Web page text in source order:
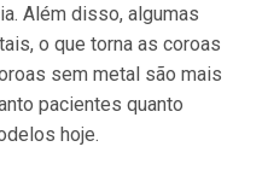
Além disso, algumas
o que torna as coroas
sem metal são mais
pacientes quanto
hoje.